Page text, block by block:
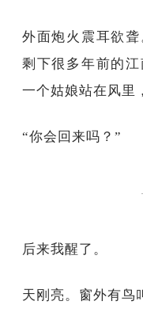
外面炮火震耳欲
剩下很多年前的
一个姑娘站在风里
“你会回来吗？”
后来我醒了。
天刚亮。窗外有鸟